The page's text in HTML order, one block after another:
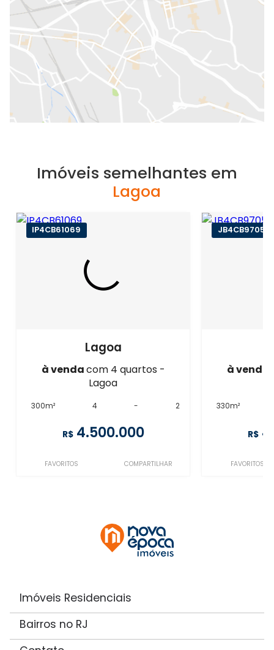
Imóveis semelhantes em
Lagoa
IP4CB61069
Lagoa
à vendacom 4 quartos -
Lagoa
300m² 4 - 2
R$ 4.500.000
FAVORITOS COMPARTILHAR
JB4CB97056
à venda
330m²
R$
FAVORITOS
Imóveis Residenciais
Bairros no RJ